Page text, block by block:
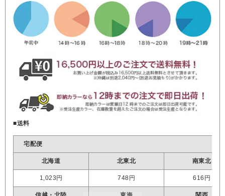
■送料
宅配便
北海道 北東北 南東北
1,023円 748円 616円